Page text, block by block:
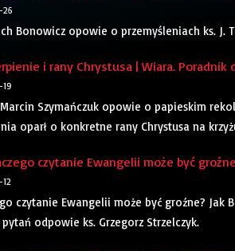
26
Bonowicz opowie o przemyśleniach ks. J.
i rany Chrystusa | Wiara. Poradnik
Marcin Szymańczuk opowie o papieskim
oparł o konkretne rany Chrystusa na
czytanie Ewangelii może być
czytanie Ewangelii może być groźne? Jak
odpowie ks. Grzegorz Strzelczyk.